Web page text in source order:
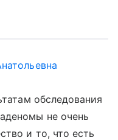
обследования
не очень
и то, что есть